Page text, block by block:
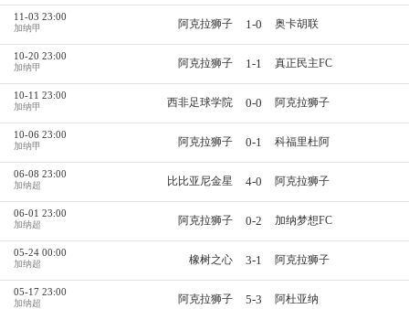
11-03 23:00
加纳甲 阿克拉狮子 1-0 奥卡胡联
10-20 23:00
加纳甲 阿克拉狮子 1-1 真正民主FC
10-11 23:00
加纳甲 西非足球学院 0-0 阿克拉狮子
10-06 23:00
加纳甲 阿克拉狮子 0-1 科福里杜阿
06-08 23:00
加纳超 比比亚尼金星 4-0 阿克拉狮子
06-01 23:00
加纳超 阿克拉狮子 0-2 加纳梦想FC
05-24 00:00
加纳超 橡树之心 3-1 阿克拉狮子
05-17 23:00
加纳超 阿克拉狮子 5-3 阿杜亚纳